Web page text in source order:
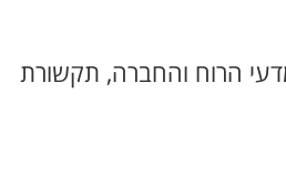
הרוח והחברה, תקשורת